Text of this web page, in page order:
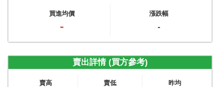
買進均價
-
漲跌幅
-
賣出詳情 (買方參考)
賣高 賣低 昨均